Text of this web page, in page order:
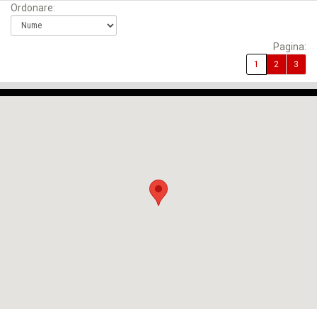
Ordonare:
Pagina:
1 2 3